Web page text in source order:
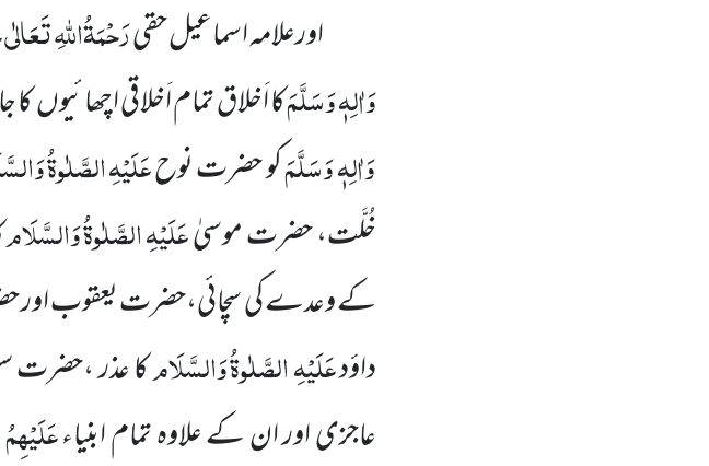
اورعلامہ اسماعیل حقیرَحْمَۃُاللّٰہِ
وَاٰلِہٖ وَسَلَّمَکا اَخلاق تمام اَخلاقی اچھائیوں
وَاٰلِہٖ وَسَلَّمَکو حضرت نوحعَلَیْہِالصَّلٰوۃُ
خُلَّت، حضرت موسیٰعَلَیْہِالصَّلٰوۃُوَالسَّلَام
کے وعدے کی سچائی،حضرت یعقوب
داؤدعَلَیْہِالصَّلٰوۃُوَالسَّلَامکا عذر ،حضرت
عاجزی اور ان کے علاوہ تمام ابنیاء